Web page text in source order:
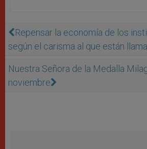
Repensar la economía de los
según el carisma al que están
Nuestra Señora de la Medalla
noviembre